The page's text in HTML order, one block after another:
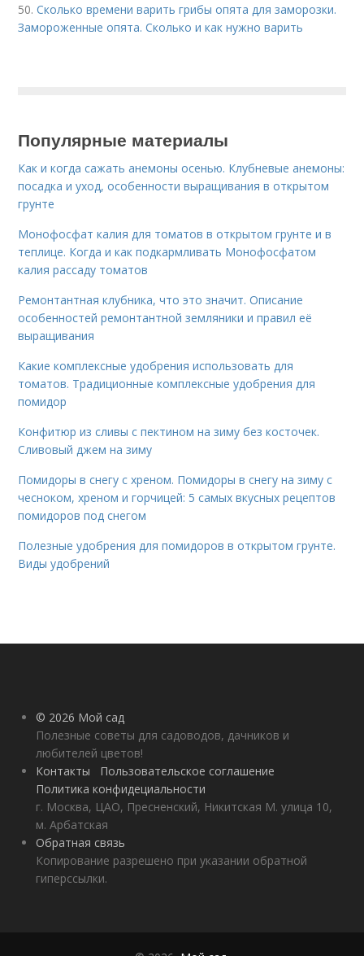
50.Сколько времени варить грибы опята для заморозки.
Замороженные опята. Сколько и как нужно варить
Популярные материалы
Как и когда сажать анемоны осенью. Клубневые анемоны:
посадка и уход, особенности выращивания в открытом
грунте
Монофосфат калия для томатов в открытом грунте и в
теплице. Когда и как подкармливать Монофосфатом
калия рассаду томатов
Ремонтантная клубника, что это значит. Описание
особенностей ремонтантной земляники и правил её
выращивания
Какие комплексные удобрения использовать для
томатов. Традиционные комплексные удобрения для
помидор
Конфитюр из сливы с пектином на зиму без косточек.
Сливовый джем на зиму
Помидоры в снегу с хреном. Помидоры в снегу на зиму с
чесноком, хреном и горчицей: 5 самых вкусных рецептов
помидоров под снегом
Полезные удобрения для помидоров в открытом грунте.
Виды удобрений
© 2026 Мой сад
Полезные советы для садоводов, дачников и
любителей цветов!
Контакты
Пользовательское соглашение
Политика конфидециальности
г. Москва, ЦАО, Пресненский, Никитская М. улица 10,
м. Арбатская
Обратная связь
Копирование разрешено при указании обратной
гиперссылки.